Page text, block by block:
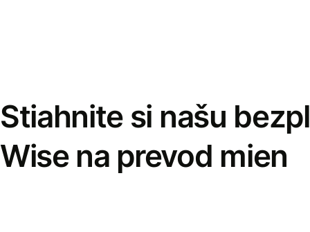
Stiahnite si našu
Wise na prevod mien